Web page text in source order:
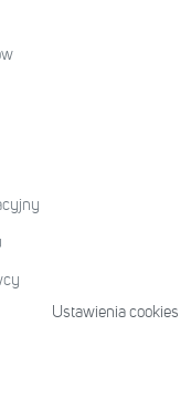
Ustawienia cookies